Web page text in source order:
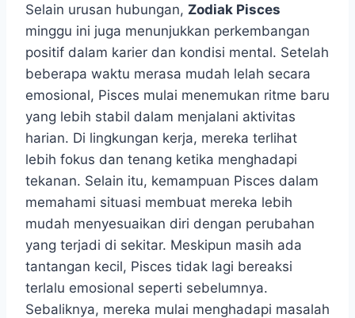
Selain urusan hubungan, Zodiak Pisces
minggu ini juga menunjukkan perkembangan
positif dalam karier dan kondisi mental. Setelah
beberapa waktu merasa mudah lelah secara
emosional, Pisces mulai menemukan ritme baru
yang lebih stabil dalam menjalani aktivitas
harian. Di lingkungan kerja, mereka terlihat
lebih fokus dan tenang ketika menghadapi
tekanan. Selain itu, kemampuan Pisces dalam
memahami situasi membuat mereka lebih
mudah menyesuaikan diri dengan perubahan
yang terjadi di sekitar. Meskipun masih ada
tantangan kecil, Pisces tidak lagi bereaksi
terlalu emosional seperti sebelumnya.
Sebaliknya, mereka mulai menghadapi masalah